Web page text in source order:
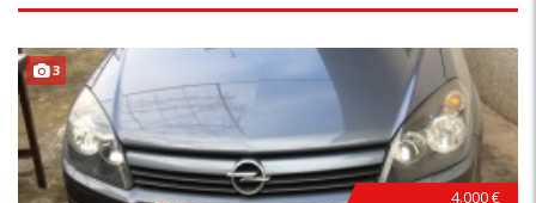
3
4.000 €